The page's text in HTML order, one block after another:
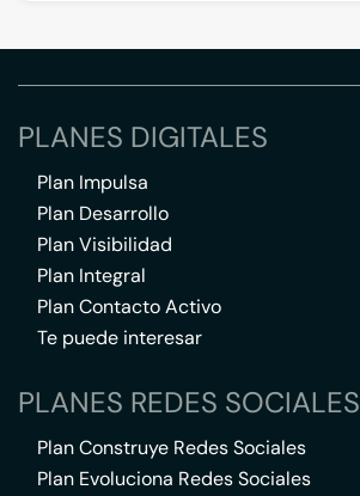
PLANES DIGITALES
Plan Impulsa
Plan Desarrollo
Plan Visibilidad
Plan Integral
Plan Contacto Activo
Te puede interesar
PLANES REDES SOCIALES
Plan Construye Redes Sociales
Plan Evoluciona Redes Sociales